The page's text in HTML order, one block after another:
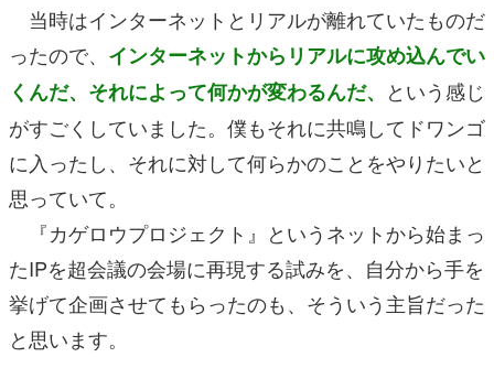
当時はインターネットとリアルが離れていたものだ
ったので、 インターネットからリアルに攻め込んでい
くんだ、それによって何かが変わるんだ、 という感じ
がすごくしていました。僕もそれに共鳴してドワンゴ
に入ったし、それに対して何らかのことをやりたいと
思っていて。
『カゲロウプロジェクト』というネットから始まっ
たIPを超会議の会場に再現する試みを、自分から手を
挙げて企画させてもらったのも、そういう主旨だった
と思います。